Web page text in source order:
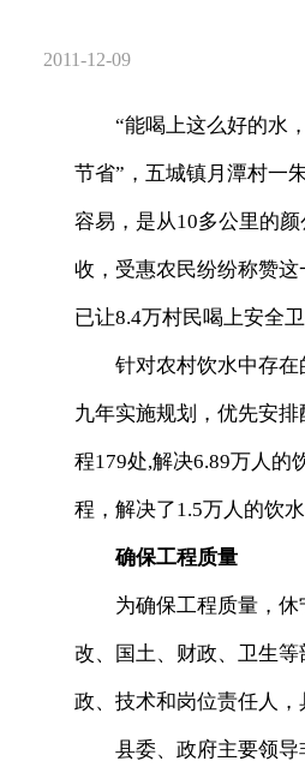
2011-12-09
“能喝上这么好的水，
节省”，五城镇月潭村一
容易，是从10多公里的
收，受惠农民纷纷称赞
已让8.4万村民喝上安全卫
针对农村饮水中存在
九年实施规划，优先安
程179处,解决6.89万人的
程，解决了1.5万人的饮水
确保工程质量
为确保工程质量，休
改、国土、财政、卫生
政、技术和岗位责任人
县委、政府主要领导